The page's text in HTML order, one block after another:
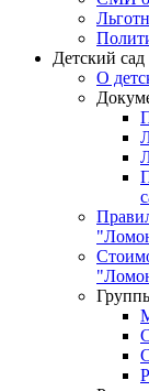
Детский
О